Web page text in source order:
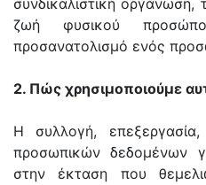
συνδικαλιστική οργάνωση,
ζωή φυσικού
προσανατολισμό ενός
2. Πώς χρησιμοποιούμε
Η συλλογή,
προσωπικών δεδομένων
στην έκταση που